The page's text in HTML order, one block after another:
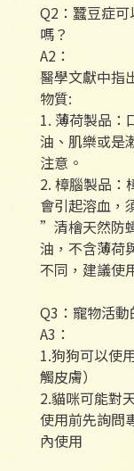
Q2：蠶豆症
嗎？
A2：
醫學文獻中指
物質:
1. 薄荷製品：
油、肌樂或是
注意。
2. 樟腦製品：
會引起溶血，
”清檜天然防
油，不含薄荷
不同，建議使
Q3：寵物活動
A3：
1.狗狗可以使
觸皮膚）
2.貓咪可能對
使用前先詢問
內使用